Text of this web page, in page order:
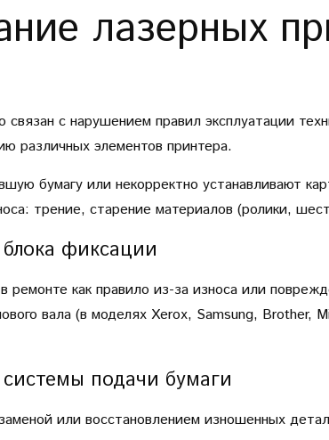
лазерных
с нарушением правил эксплуатации
различных элементов принтера.
бумагу или некорректно устанавливают
трение, старение материалов (ролики,
фиксации
как правило из-за износа или
вала (в моделях Xerox, Samsung, Brother,
подачи бумаги
или восстановлением изношенных